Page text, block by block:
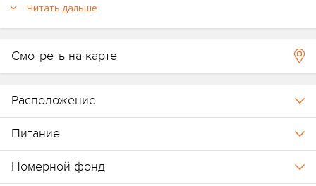
Hospitality Group (Diamonds Athuruga
Awards 2020в категории
Читать дальше
Смотреть на карте
Расположение
Питание
Номерной фонд